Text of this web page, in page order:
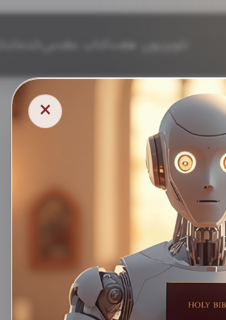
تلویزیون هفت
×